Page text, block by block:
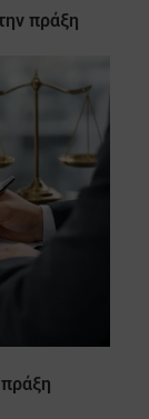
πράξη